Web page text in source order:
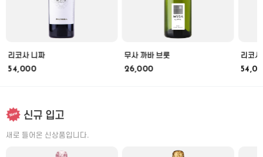
리코사 니짜
54,000
무사 까바 브룻
26,000
리코
신규 입고
새로 들어온 신상품입니다.